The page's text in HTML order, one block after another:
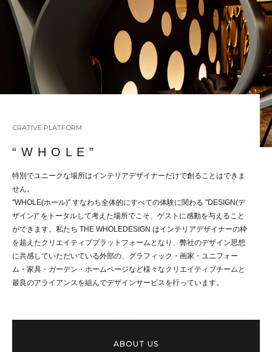
CRATIVE PLATFORM
“ W H O L E ”
特別でユニークな場所はインテリアデザイナーだけで創ることはできま
せん。
"WHOLE(ホール)" すなわち全体的にすべての体験に関わる "DESIGN(デ
ザイン)" をトータルして考えた場所でこそ、ゲストに感動を与えること
ができます。私たち THE WHOLEDESIGN はインテリアデザイナーの枠
を超えたクリエイティブプラットフォームとなり、弊社のデザイン思想
に共感していただいている外部の、グラフィック・画家・ユニフォー
ム・家具・ガーデン・ホームページなど様々なクリエイティブチームと
最良のアライアンスを組んでデザインサービスを行っています。
ABOUT US